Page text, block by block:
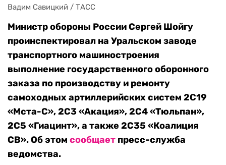
Вадим Савицкий / ТАСС
Министр обороны России Сергей Шойгу
проинспектировал на Уральском заводе
транспортного машиностроения
выполнение государственного оборонного
заказа по производству и ремонту
самоходных артиллерийских систем 2С19
«Мста-С», 2С3 «Акация», 2С4 «Тюльпан»,
2С5 «Гиацинт», а также 2С35 «Коалиция
СВ». Об этом сообщает пресс-служба
ведомства.